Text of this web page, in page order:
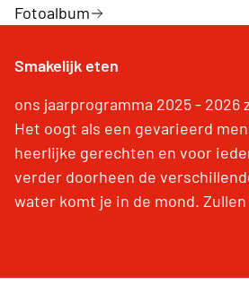
Fotoalbum
Smakelijk eten
ons jaarprogramma 2025 -
Het oogt als een gevarieerd
heerlijke gerechten en voor
verder doorheen de
water komt je in de mond.